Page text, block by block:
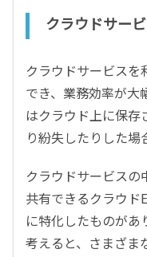
クラウドサー
クラウドサービス
でき、業務効率が大
はクラウド上に保存
り紛失したりした場
クラウドサービス
共有できるクラウド
に特化したものがあ
考えると、さまざま